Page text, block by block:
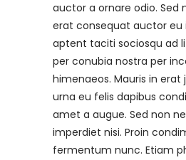
auctor a ornare odio. Sed
erat consequat auctor eu
aptent taciti sociosqu ad
per conubia nostra per
himenaeos. Mauris in erat
urna eu felis dapibus
amet a augue. Sed non
imperdiet nisi. Proin
fermentum nunc. Etiam